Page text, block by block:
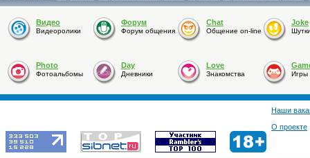
Видео
Видеоролики
Форум
Форум общения
Chat
Общение on-line
Joke
Photo
Фотоальбомы
Day
Дневники
Love
Знакомства Игры
Наши
О проекте